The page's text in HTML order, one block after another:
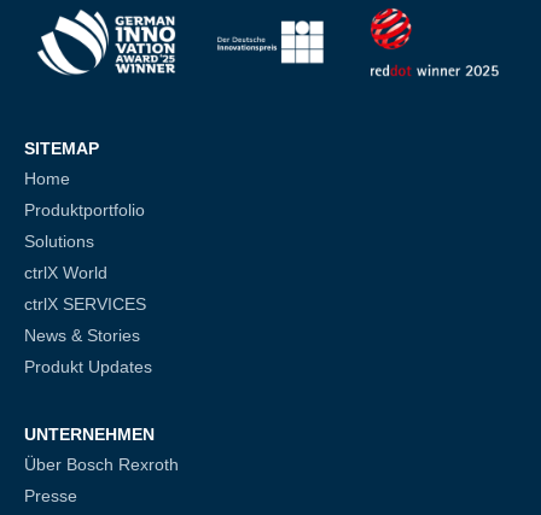
SITEMAP
Home
Produktportfolio
Solutions
ctrlX World
ctrlX SERVICES
News & Stories
Produkt Updates
UNTERNEHMEN
Über Bosch Rexroth
Presse